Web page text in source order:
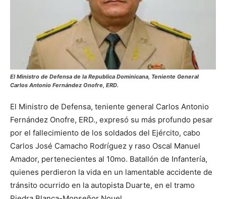
El Ministro de Defensa de la Republica Dominicana, Teniente General
Carlos Antonio Fernández Onofre, ERD.
El Ministro de Defensa, teniente general Carlos Antonio
Fernández Onofre, ERD., expresó su más profundo pesar
por el fallecimiento de los soldados del Ejército, cabo
Carlos José Camacho Rodríguez y raso Oscal Manuel
Amador, pertenecientes al 10mo. Batallón de Infantería,
quienes perdieron la vida en un lamentable accidente de
tránsito ocurrido en la autopista Duarte, en el tramo